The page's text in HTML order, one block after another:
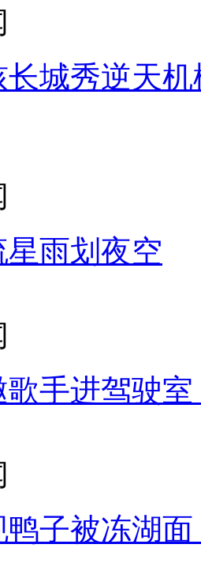
长城秀逆天机
雨划夜空
手进驾驶
鸭子被冻湖